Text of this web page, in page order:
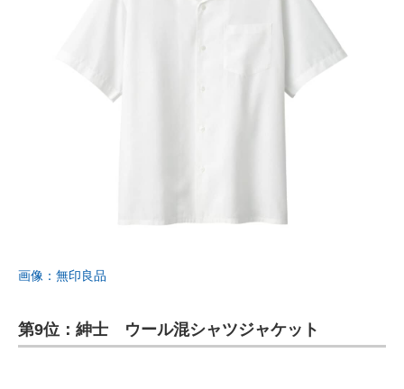
画像：無印良品
第9位：紳士 ウール混シャツジャケット